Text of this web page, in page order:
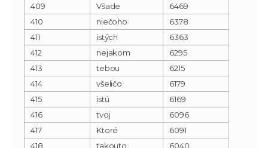
409
Všade
6469
410
niečoho
6378
411
istých
6363
412
nejakom
6295
413
tebou
6215
414
všeličo
6179
415
istú
6169
416
tvoj
6096
417
Ktoré
6091
418
takouto 6040